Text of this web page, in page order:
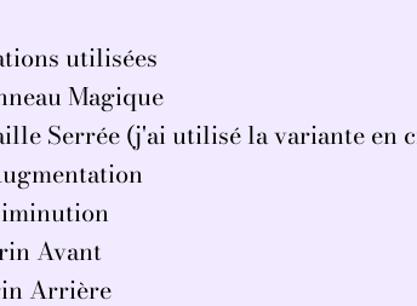
utilisées
Magique
Serrée (j'ai utilisé la variante en
Avant
Arrière